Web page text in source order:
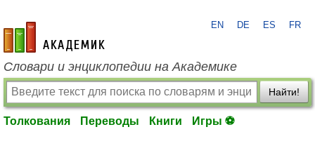
academic.ru
EN DE ES FR
Словари и энциклопедии на Академике
Найти!
Толкования Переводы Книги Игры ⚽